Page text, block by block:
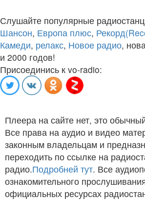
Слушайте популярные
Шансон, Европа плюс,
Камеди, релакс, Новое радио,
и 2000 годов!
Присоединись к vo-radio:
Плеера на сайте нет, это
Все права на аудио и видео
законным владельцам и
переходить по ссылке на
радио.Подробней тут. Все
ознакомительного
официальных ресурсах